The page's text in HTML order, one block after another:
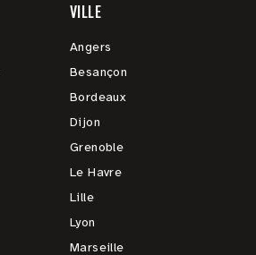
VILLE
Angers
Besançon
Bordeaux
Dijon
Grenoble
Le Havre
Lille
Lyon
Marseille